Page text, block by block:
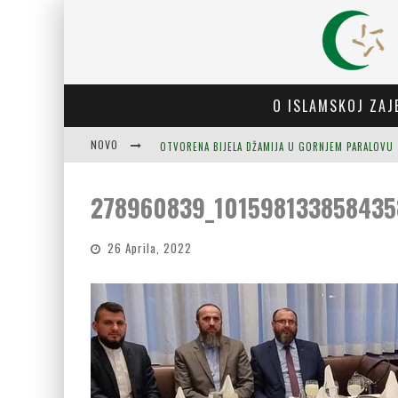
O ISLAMSKOJ
NOVO OTVORENA BIJELA DŽAMIJA U GORNJEM PARALOVU
26 Aprila, 2022